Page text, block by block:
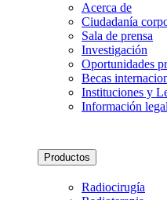
Acerca de
Ciudadanía
Sala de prensa
Investigación
Oportunidades
Becas
Instituciones y
Información legal
Productos
Radiocirugía